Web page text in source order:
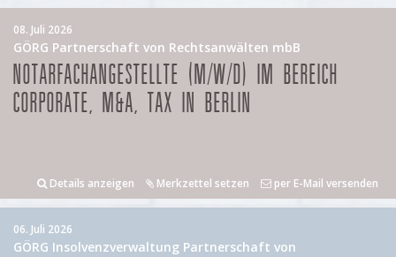
08. Juli 2026
GÖRG Partnerschaft von Rechtsanwälten mbB
NOTARFACHANGESTELLTE (M/W/D) IM BEREICH
CORPORATE, M&A, TAX IN BERLIN
Details anzeigen Merkzettel setzen per E-Mail versenden
06. Juli 2026
GÖRG Insolvenzverwaltung Partnerschaft von